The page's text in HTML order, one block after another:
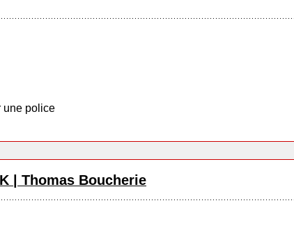
une police
| Thomas Boucherie